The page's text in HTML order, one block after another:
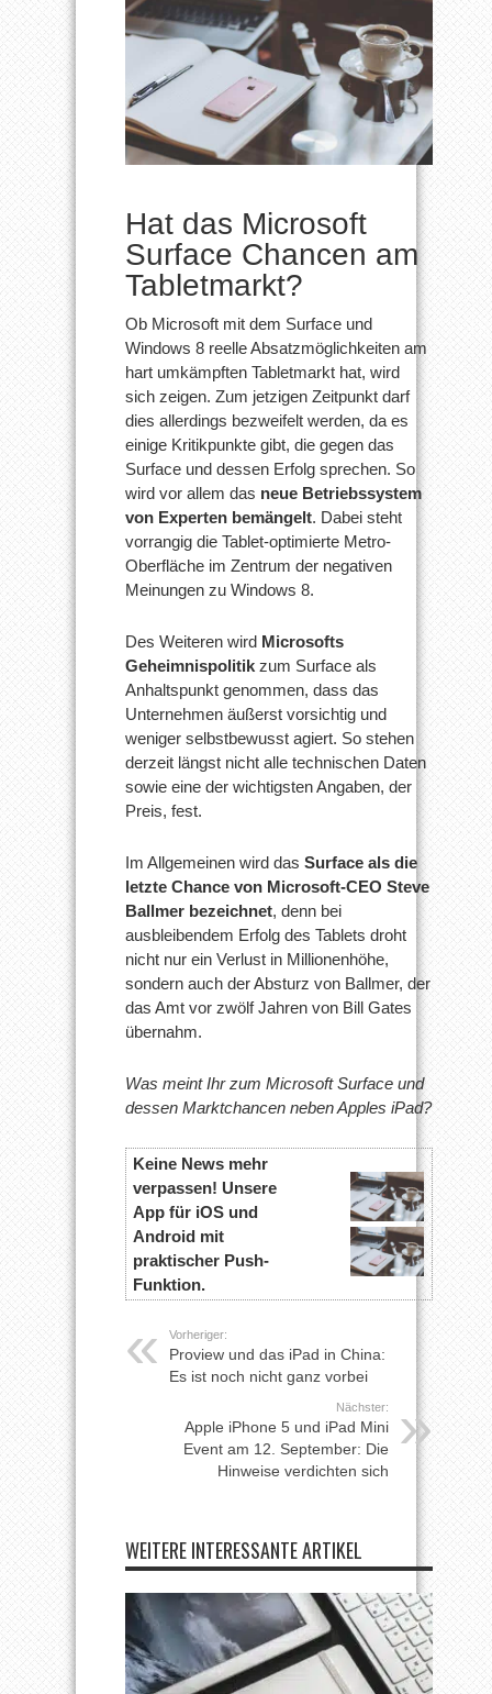
Hat das Microsoft
Surface Chancen am
Tabletmarkt?
Ob Microsoft mit dem Surface und
Windows 8 reelle Absatzmöglichkeiten am
hart umkämpften Tabletmarkt hat, wird
sich zeigen. Zum jetzigen Zeitpunkt darf
dies allerdings bezweifelt werden, da es
einige Kritikpunkte gibt, die gegen das
Surface und dessen Erfolg sprechen. So
wird vor allem das neue Betriebssystem
von Experten bemängelt. Dabei steht
vorrangig die Tablet-optimierte Metro-
Oberfläche im Zentrum der negativen
Meinungen zu Windows 8.
Des Weiteren wird Microsofts
Geheimnispolitik zum Surface als
Anhaltspunkt genommen, dass das
Unternehmen äußerst vorsichtig und
weniger selbstbewusst agiert. So stehen
derzeit längst nicht alle technischen Daten
sowie eine der wichtigsten Angaben, der
Preis, fest.
Im Allgemeinen wird das Surface als die
letzte Chance von Microsoft-CEO Steve
Ballmer bezeichnet, denn bei
ausbleibendem Erfolg des Tablets droht
nicht nur ein Verlust in Millionenhöhe,
sondern auch der Absturz von Ballmer, der
das Amt vor zwölf Jahren von Bill Gates
übernahm.
Was meint Ihr zum Microsoft Surface und
dessen Marktchancen neben Apples iPad?
Keine News mehr
verpassen! Unsere
App für iOS und
Android mit
praktischer Push-
Funktion.
Vorheriger:
Proview und das iPad in China:
Es ist noch nicht ganz vorbei
Nächster:
Apple iPhone 5 und iPad Mini
Event am 12. September: Die
Hinweise verdichten sich
WEITERE INTERESSANTE ARTIKEL